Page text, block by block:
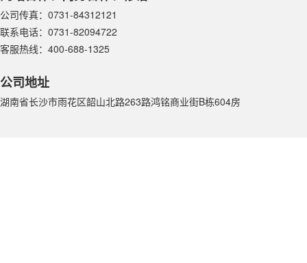
公司传真：0731-84312121
联系电话：0731-82094722
客服热线：400-688-1325
公司地址
湖南省长沙市雨花区韶山北路263路鸿铭商业街B栋604房